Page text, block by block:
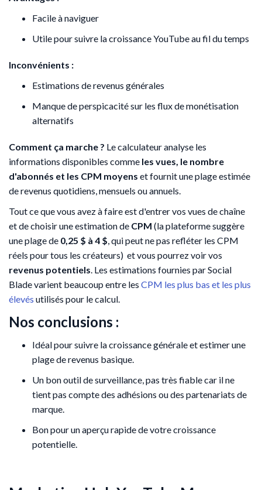
Facile à naviguer
Utile pour suivre la croissance YouTube au fil du temps
Inconvénients :
Estimations de revenus générales
Manque de perspicacité sur les flux de monétisation
alternatifs
Comment ça marche ? Le calculateur analyse les
informations disponibles comme les vues, le nombre
d'abonnés et les CPM moyens et fournit une plage estimée
de revenus quotidiens, mensuels ou annuels.
Tout ce que vous avez à faire est d'entrer vos vues de chaîne
et de choisir une estimation de CPM (la plateforme suggère
une plage de 0,25 $ à 4 $, qui peut ne pas refléter les CPM
réels pour tous les créateurs) et vous pourrez voir vos
revenus potentiels. Les estimations fournies par Social
Blade varient beaucoup entre les CPM les plus bas et les plus
élevés utilisés pour le calcul.
Nos conclusions :
Idéal pour suivre la croissance générale et estimer une
plage de revenus basique.
Un bon outil de surveillance, pas très fiable car il ne
tient pas compte des adhésions ou des partenariats de
marque.
Bon pour un aperçu rapide de votre croissance
potentielle.